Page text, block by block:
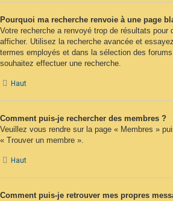
Pourquoi ma recherche renvoie à une page
Votre recherche a renvoyé trop de résultats pour
afficher. Utilisez la recherche avancée et
termes employés et dans la sélection des
souhaitez effectuer une recherche.
Haut
Comment puis-je rechercher des membres ?
Veuillez vous rendre sur la page « Membres »
« Trouver un membre ».
Haut
Comment puis-je retrouver mes propres